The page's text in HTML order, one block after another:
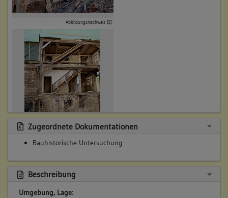
Abbildungsnachweis
Abbildungsnachweis
Zugeordnete Dokumentationen
Bauhistorische Untersuchung
Beschreibung
Umgebung, Lage: